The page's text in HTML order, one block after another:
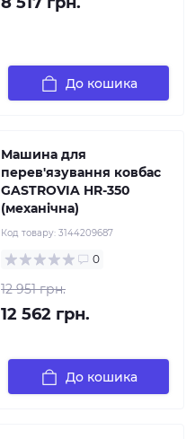
До кошика
Машина для
перев'язування ковбас
GASTROVIA HR-350
(механічна)
Код товару: 3144209687
0
12 951 грн.
12 562 грн.
До кошика